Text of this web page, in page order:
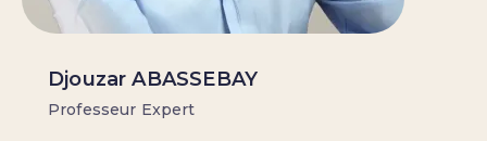
Djouzar ABASSEBAY
Professeur Expert